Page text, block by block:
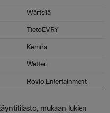
Wärtsilä
TietoEVRY
Kemira
Wetteri
Rovio Entertainment
mukaan lukien